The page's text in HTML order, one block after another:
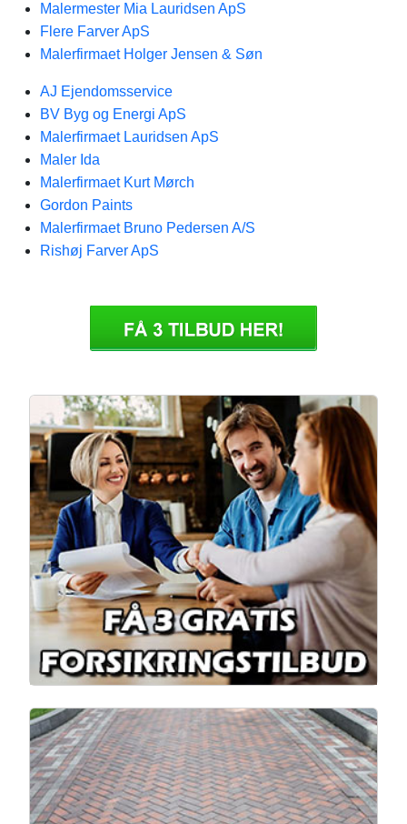
Malermester Mia Lauridsen ApS
Flere Farver ApS
Malerfirmaet Holger Jensen & Søn
AJ Ejendomsservice
BV Byg og Energi ApS
Malerfirmaet Lauridsen ApS
Maler Ida
Malerfirmaet Kurt Mørch
Gordon Paints
Malerfirmaet Bruno Pedersen A/S
Rishøj Farver ApS